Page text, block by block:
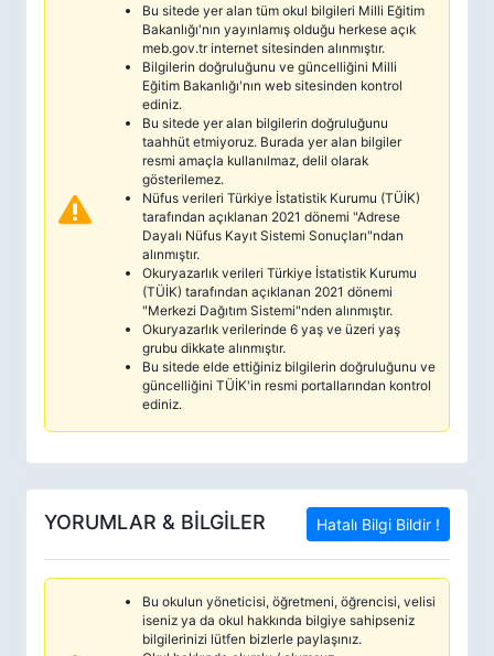
Bu sitede yer alan tüm okul bilgileri Milli Eğitim
Bakanlığı'nın yayınlamış olduğu herkese açık
meb.gov.tr internet sitesinden alınmıştır.
Bilgilerin doğruluğunu ve güncelliğini Milli
Eğitim Bakanlığı'nın web sitesinden kontrol
ediniz.
Bu sitede yer alan bilgilerin doğruluğunu
taahhüt etmiyoruz. Burada yer alan bilgiler
resmi amaçla kullanılmaz, delil olarak
gösterilemez.
Nüfus verileri Türkiye İstatistik Kurumu (TÜİK)
tarafından açıklanan 2021 dönemi "Adrese
Dayalı Nüfus Kayıt Sistemi Sonuçları"ndan
alınmıştır.
Okuryazarlık verileri Türkiye İstatistik Kurumu
(TÜİK) tarafından açıklanan 2021 dönemi
"Merkezi Dağıtım Sistemi"nden alınmıştır.
Okuryazarlık verilerinde 6 yaş ve üzeri yaş
grubu dikkate alınmıştır.
Bu sitede elde ettiğiniz bilgilerin doğruluğunu ve
güncelliğini TÜİK'in resmi portallarından kontrol
ediniz.
YORUMLAR & BİLGİLER Hatalı Bilgi Bildir !
Bu okulun yöneticisi, öğretmeni, öğrencisi, velisi
iseniz ya da okul hakkında bilgiye sahipseniz
bilgilerinizi lütfen bizlerle paylaşınız.